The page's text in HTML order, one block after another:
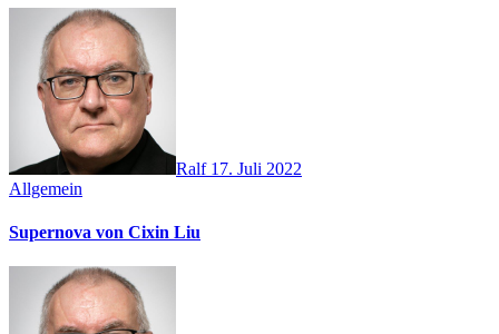
Ralf 17. Juli 2022
Allgemein
Supernova von Cixin Liu